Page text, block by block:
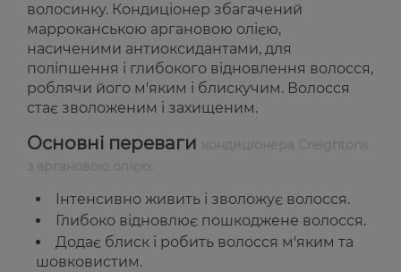
волосинку. Кондиціонер збагачений
марроканською аргановою олією,
насиченими антиоксидантами, для
поліпшення і глибокого відновлення волосся,
роблячи його м'яким і блискучим. Волосся
стає зволоженим і захищеним.
Основні переваги
Інтенсивно живить і зволожує волосся.
Глибоко відновлює пошкоджене волосся.
Додає блиск і робить волосся м'яким та
шовковистим.